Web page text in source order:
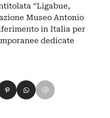
“Ligabue,
Museo Antonio
in Italia per
dedicate
Xsu LinkedIn
su Pinterest
Condividi su WhatsApp
Condividi su Email